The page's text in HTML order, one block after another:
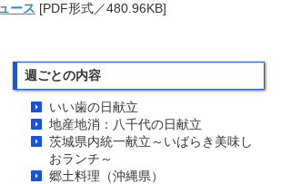
ース [PDF形式／480.96KB]
週ごとの内容
いい歯の日献立
地産地消：八千代の日献立
茨城県内統一献立～いばらき美味し
おランチ～
郷土料理（沖縄県）